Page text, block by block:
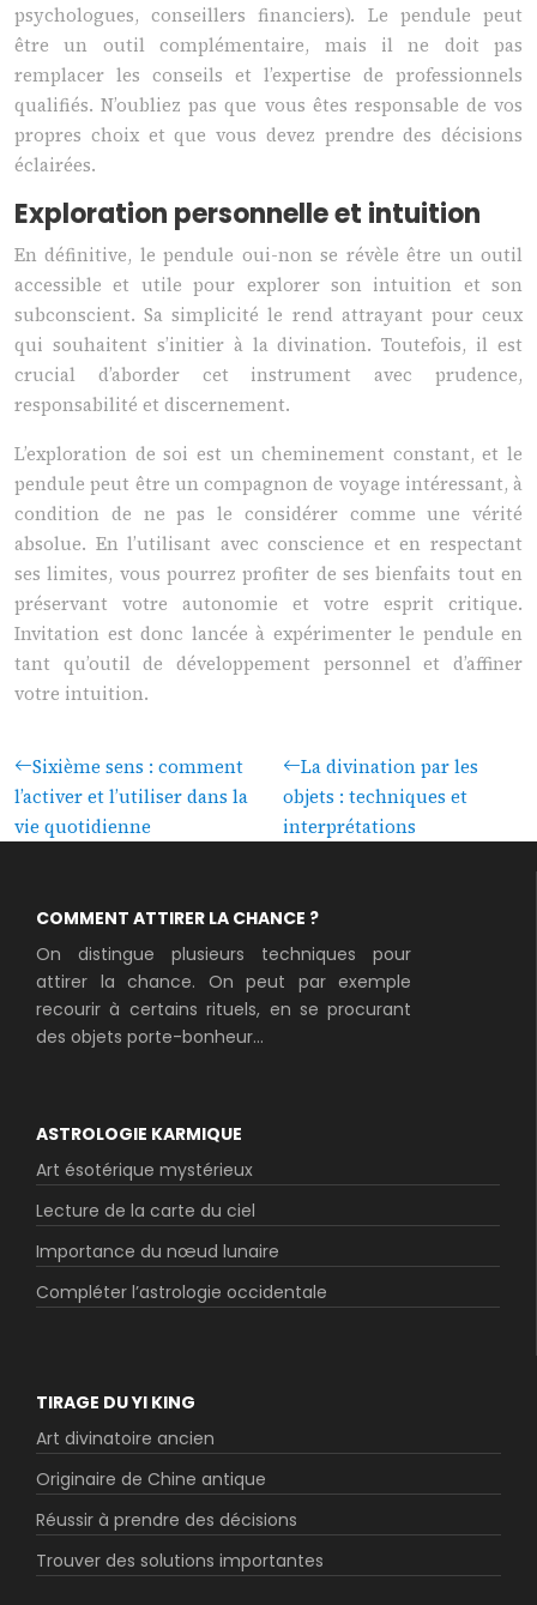
psychologues, conseillers financiers). Le pendule peut
être un outil complémentaire, mais il ne doit pas
remplacer les conseils et l’expertise de professionnels
qualifiés. N’oubliez pas que vous êtes responsable de vos
propres choix et que vous devez prendre des décisions
éclairées.
Exploration personnelle et intuition
En définitive, le pendule oui-non se révèle être un outil
accessible et utile pour explorer son intuition et son
subconscient. Sa simplicité le rend attrayant pour ceux
qui souhaitent s’initier à la divination. Toutefois, il est
crucial d’aborder cet instrument avec prudence,
responsabilité et discernement.
L’exploration de soi est un cheminement constant, et le
pendule peut être un compagnon de voyage intéressant, à
condition de ne pas le considérer comme une vérité
absolue. En l’utilisant avec conscience et en respectant
ses limites, vous pourrez profiter de ses bienfaits tout en
préservant votre autonomie et votre esprit critique.
Invitation est donc lancée à expérimenter le pendule en
tant qu’outil de développement personnel et d’affiner
votre intuition.
Sixième sens : comment
l’activer et l’utiliser dans la
vie quotidienne
La divination par les
objets : techniques et
interprétations
COMMENT ATTIRER LA CHANCE ?
On distingue plusieurs techniques pour
attirer la chance. On peut par exemple
recourir à certains rituels, en se procurant
des objets porte-bonheur...
ASTROLOGIE KARMIQUE
Art ésotérique mystérieux
Lecture de la carte du ciel
Importance du nœud lunaire
Compléter l’astrologie occidentale
TIRAGE DU YI KING
Art divinatoire ancien
Originaire de Chine antique
Réussir à prendre des décisions
Trouver des solutions importantes